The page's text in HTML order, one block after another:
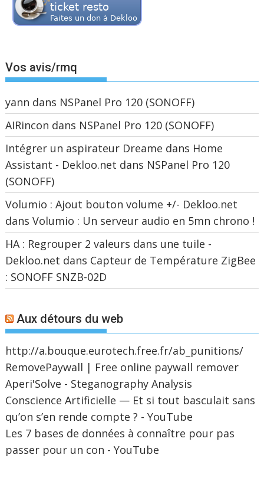
Vos avis/rmq
yann dans NSPanel Pro 120 (SONOFF)
AIRincon dans NSPanel Pro 120 (SONOFF)
Intégrer un aspirateur Dreame dans Home
Assistant - Dekloo.net dans NSPanel Pro 120
(SONOFF)
Volumio : Ajout bouton volume +/- Dekloo.net
dansVolumio : Un serveur audio en 5mn chrono !
HA : Regrouper 2 valeurs dans une tuile -
Dekloo.net dans Capteur de Température ZigBee
: SONOFF SNZB-02D
Aux détours du web
http://a.bouque.eurotech.free.fr/ab_punitions/
RemovePaywall | Free online paywall remover
Aperi'Solve - Steganography Analysis
Conscience Artificielle — Et si tout basculait sans
qu’on s’en rende compte ? - YouTube
Les 7 bases de données à connaître pour pas
passer pour un con - YouTube